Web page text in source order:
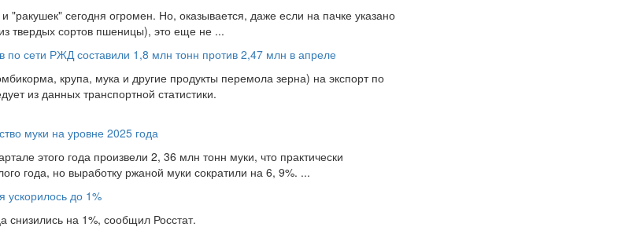
"ракушек" сегодня огромен. Но, оказывается, даже если на пачке указано
твердых сортов пшеницы), это еще не ...
по сети РЖД составили 1,8 млн тонн против 2,47 млн в апреле
крупа, мука и другие продукты перемола зерна) на экспорт по
из данных транспортной статистики.
муки на уровне 2025 года
этого года произвели 2, 36 млн тонн муки, что практически
года, но выработку ржаной муки сократили на 6, 9%. ...
до 1%
на 1%, сообщил Росстат.